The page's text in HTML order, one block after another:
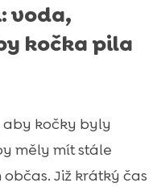
voda,
kočka pila
aby kočky byly
měly mít stále
Již krátký čas